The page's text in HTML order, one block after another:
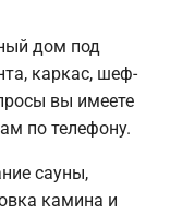
дом под
каркас, шеф-
вы имеете
по телефону.
сауны,
камина и